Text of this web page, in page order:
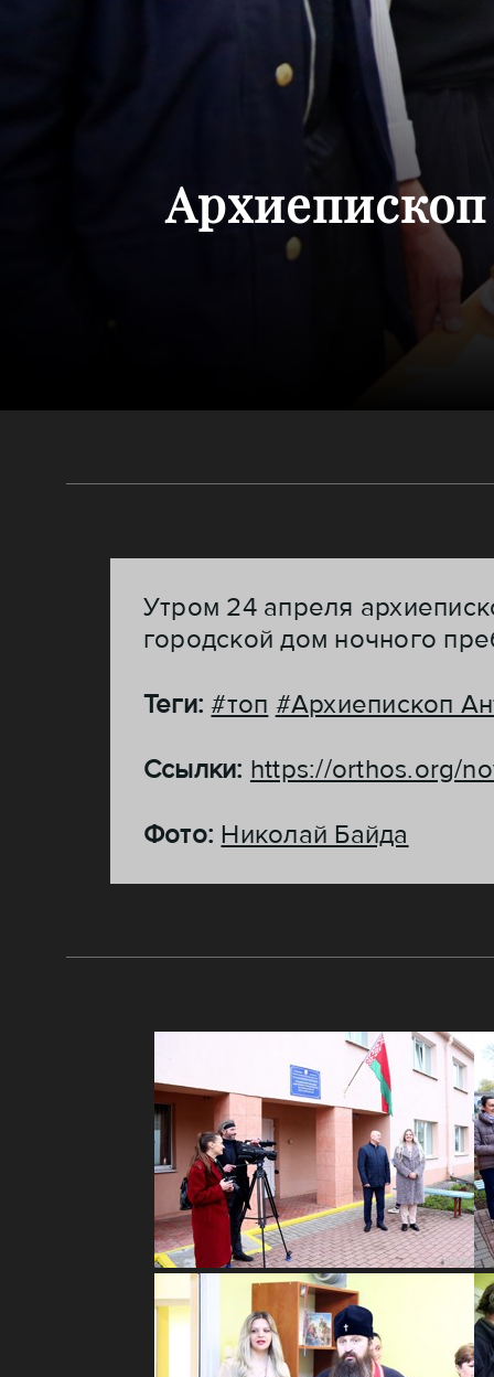
Утром 24 апреля
городской дом ночного
Теги:#топ #Архиепископ
Ссылки: https://orthos.org/
Фото: Николай Байда